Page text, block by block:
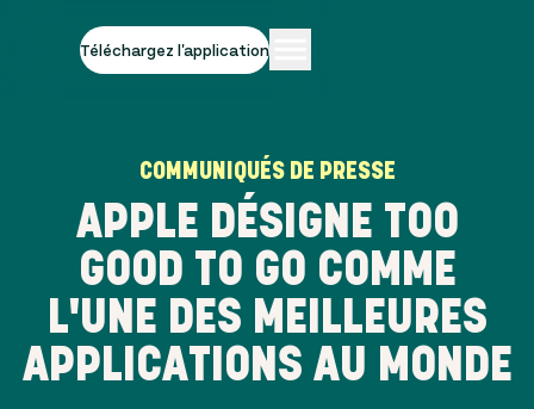
Téléchargez l'application
COMMUNIQUÉS DE PRESSE
APPLE DÉSIGNE TOO
GOOD TO GO COMME
L'UNE DES MEILLEURES
APPLICATIONS AU MONDE